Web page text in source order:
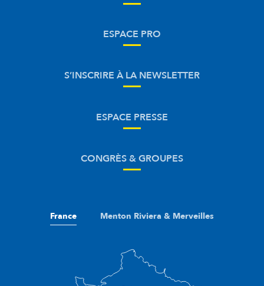
ESPACE PRO
S’INSCRIRE À LA NEWSLETTER
ESPACE PRESSE
CONGRÈS & GROUPES
France Menton Riviera & Merveilles